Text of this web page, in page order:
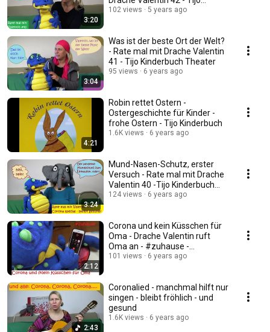
3:20
Kinderbuch und Theater
102 views 5 years ago
3:04
Was ist der beste Ort der Welt?
- Rate mal mit Drache Valentin
41 - Tijo Kinderbuch Theater
95 views 6 years ago
4:21
Robin rettet Ostern -
Ostergeschichte für Kinder -
frohe Ostern - Tijo Kinderbuch
1.6K views 6 years ago
3:24
Mund-Nasen-Schutz, erster
Versuch - Rate mal mit Drache
Valentin 40 -Tijo Kinderbuch
Theater
124 views 6 years ago
2:12
Corona und kein Küsschen für
Oma - Drache Valentin ruft
Oma an - #zuhause -
Puppentheater
101 views 6 years ago
2:43
Coronalied - manchmal hilft nur
singen - bleibt fröhlich - und
gesund
1.6K views 6 years ago